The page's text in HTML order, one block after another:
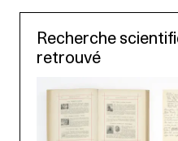
Recherche
retrouvé